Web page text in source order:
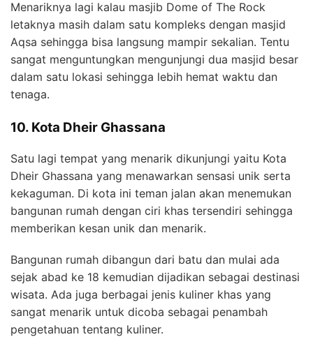
Menariknya lagi kalau masjib Dome of The Rock
letaknya masih dalam satu kompleks dengan masjid
Aqsa sehingga bisa langsung mampir sekalian. Tentu
sangat menguntungkan mengunjungi dua masjid besar
dalam satu lokasi sehingga lebih hemat waktu dan
tenaga.
10. Kota Dheir Ghassana
Satu lagi tempat yang menarik dikunjungi yaitu Kota
Dheir Ghassana yang menawarkan sensasi unik serta
kekaguman. Di kota ini teman jalan akan menemukan
bangunan rumah dengan ciri khas tersendiri sehingga
memberikan kesan unik dan menarik.
Bangunan rumah dibangun dari batu dan mulai ada
sejak abad ke 18 kemudian dijadikan sebagai destinasi
wisata. Ada juga berbagai jenis kuliner khas yang
sangat menarik untuk dicoba sebagai penambah
pengetahuan tentang kuliner.